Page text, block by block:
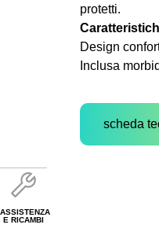
ASSISTENZA
E RICAMBI
protetti.
Design
Inclusa
scheda